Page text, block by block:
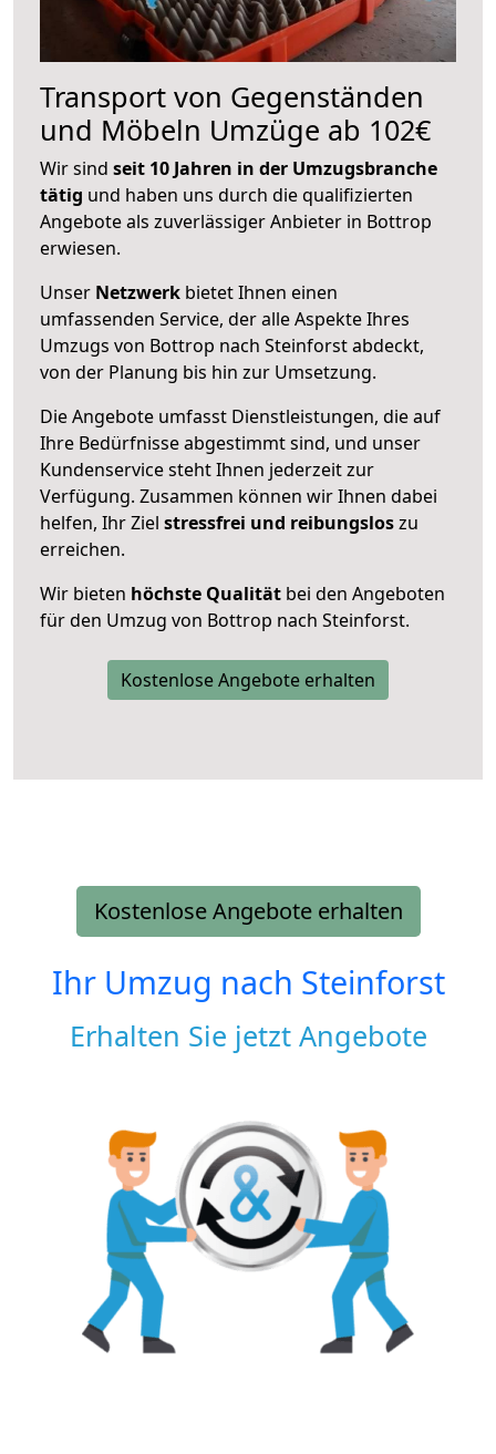
Transport von Gegenständen
und Möbeln Umzüge ab 102€
Wir sind seit 10 Jahren in der Umzugsbranche
tätig und haben uns durch die qualifizierten
Angebote als zuverlässiger Anbieter in Bottrop
erwiesen.
Unser Netzwerk bietet Ihnen einen
umfassenden Service, der alle Aspekte Ihres
Umzugs von Bottrop nach Steinforst abdeckt,
von der Planung bis hin zur Umsetzung.
Die Angebote umfasst Dienstleistungen, die auf
Ihre Bedürfnisse abgestimmt sind, und unser
Kundenservice steht Ihnen jederzeit zur
Verfügung. Zusammen können wir Ihnen dabei
helfen, Ihr Ziel stressfrei und reibungsloszu
erreichen.
Wir bieten höchste Qualität bei den Angeboten
für den Umzug von Bottrop nach Steinforst.
Kostenlose Angebote erhalten
Kostenlose Angebote erhalten
Ihr Umzug nach Steinforst
Erhalten Sie jetzt Angebote